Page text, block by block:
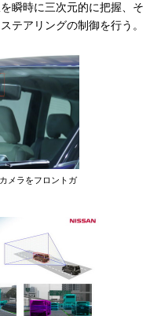
瞬時に三次元的に把握、そ
テアリングの制御を行う。
メラをフロントガ